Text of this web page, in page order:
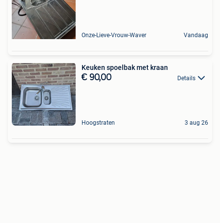
Onze-Lieve-Vrouw-Waver Vandaag
Keuken spoelbak met kraan
€ 90,00 Details
Hoogstraten 3 aug 26